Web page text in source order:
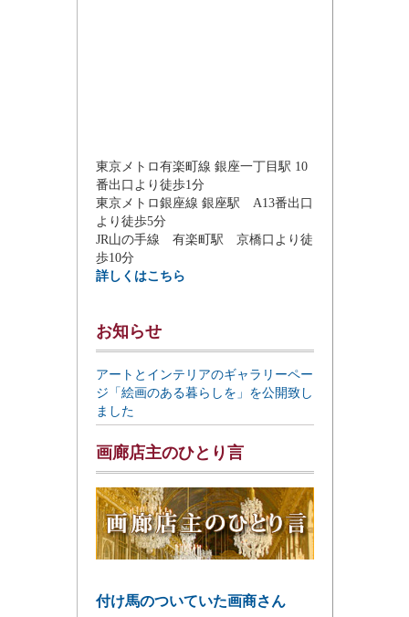
東京メトロ有楽町線 銀座一丁目駅 10
番出口より徒歩1分
東京メトロ銀座線 銀座駅 A13番出口
より徒歩5分
JR山の手線 有楽町駅 京橋口より徒
歩10分
詳しくはこちら
お知らせ
アートとインテリアのギャラリーペー
ジ「絵画のある暮らしを」を公開致し
ました
画廊店主のひとり言
付け馬のついていた画商さん